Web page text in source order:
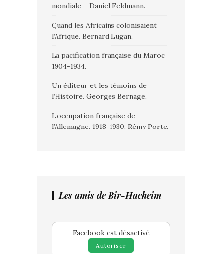
mondiale – Daniel Feldmann.
Quand les Africains colonisaient
l’Afrique. Bernard Lugan.
La pacification française du Maroc
1904-1934.
Un éditeur et les témoins de
l’Histoire. Georges Bernage.
L’occupation française de
l’Allemagne. 1918-1930. Rémy Porte.
Les amis de Bir-Hacheim
Facebook est désactivé
Autoriser